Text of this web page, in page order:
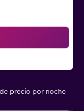
precio por noche